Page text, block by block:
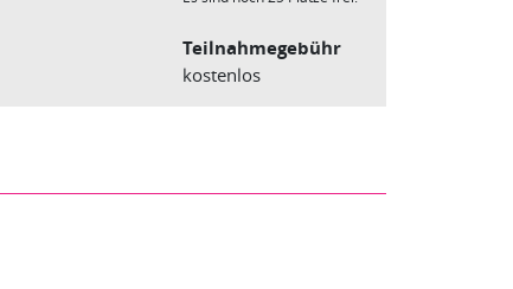
Teilnahmegebühr
kostenlos